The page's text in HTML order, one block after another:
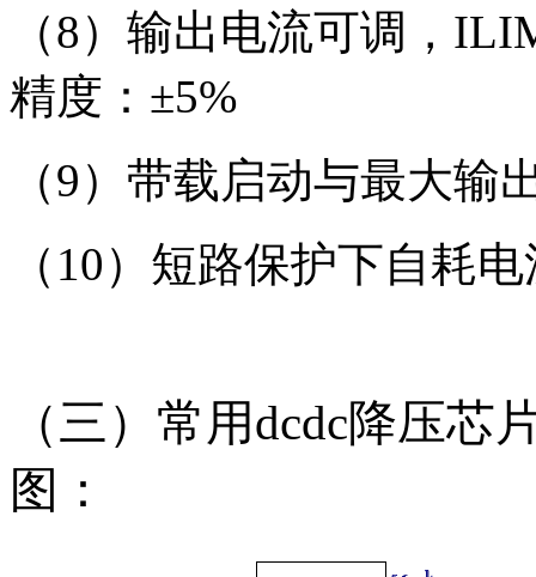
（8）输出电流可调，
精度：±5%
（9）带载启动与最大输
（10）短路保护下自耗
（三）常用dcdc降压芯
图：